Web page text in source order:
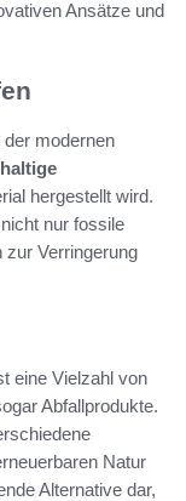
Ansätze und
modernen
hergestellt wird.
nur fossile
zur Verringerung
eine Vielzahl von
Abfallprodukte.
Natur
Alternative dar,